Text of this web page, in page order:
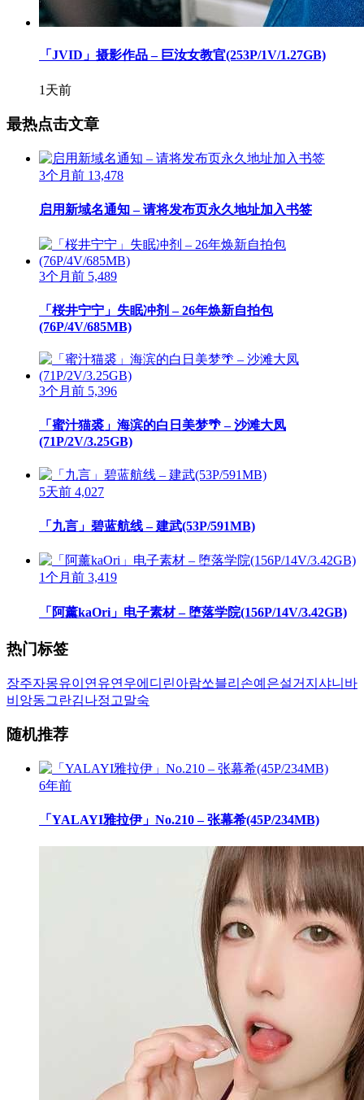
「JVID」摄影作品 – 巨汝女教官(253P/1V/1.27GB)
1天前
最热点击文章
3个月前 13,478
启用新域名通知 – 请将发布页永久地址加入书签
3个月前 5,489
「桜井宁宁」失眠冲剂 – 26年焕新自拍包
(76P/4V/685MB)
3个月前 5,396
「蜜汁猫裘」海滨的白日美梦🌴 – 沙滩大凤
(71P/2V/3.25GB)
5天前 4,027
「九言」碧蓝航线 – 建武(53P/591MB)
1个月前 3,419
「阿薰kaOri」电子素材 – 堕落学院(156P/14V/3.42GB)
热门标签
장주자몽유이 연유연우에디린아람쏘블리 손예은설거지 샤니 바
비앙동그란김나정 고말숙
随机推荐
6年前
「YALAYI雅拉伊」No.210 – 张幕希(45P/234MB)